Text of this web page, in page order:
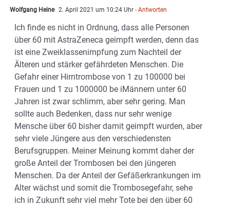
Wolfgang Heine 2. April 2021 um 10:24 Uhr - Antworten
Ich finde es nicht in Ordnung, dass alle Personen
über 60 mit AstraZeneca geimpft werden, denn das
ist eine Zweiklassenimpfung zum Nachteil der
Älteren und stärker gefährdeten Menschen. Die
Gefahr einer Hirntrombose von 1 zu 100000 bei
Frauen und 1 zu 1000000 be iMännern unter 60
Jahren ist zwar schlimm, aber sehr gering. Man
sollte auch Bedenken, dass nur sehr wenige
Mensche über 60 bisher damit geimpft wurden, aber
sehr viele Jüngere aus den verschiedensten
Berufsgruppen. Meiner Meinung kommt daher der
große Anteil der Trombosen bei den jüngeren
Menschen. Da der Anteil der Gefäßerkrankungen im
Alter wächst und somit die Trombosegefahr, sehe
ich in Zukunft sehr viel mehr Tote bei den über 60